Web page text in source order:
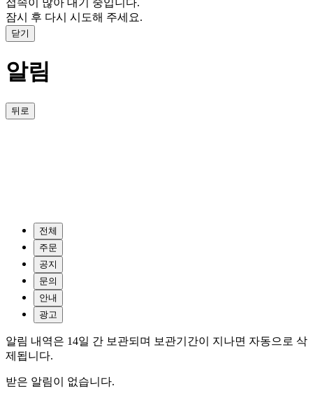
잠시 후 다시 시도해 주세요.
닫기
알림
뒤로
전체
주문
공지
문의
안내
광고
알림 내역은 14일 간 보관되며 보관기간이 지나면 자동으로 삭
제됩니다.
받은 알림이 없습니다.